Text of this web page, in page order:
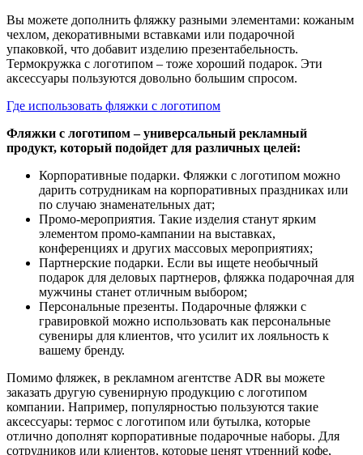
Вы можете дополнить фляжку разными элементами: кожаным
чехлом, декоративными вставками или подарочной
упаковкой, что добавит изделию презентабельность.
Термокружка с логотипом – тоже хороший подарок. Эти
аксессуары пользуются довольно большим спросом.
Где использовать фляжки с логотипом
Фляжки с логотипом – универсальный рекламный
продукт, который подойдет для различных целей:
Корпоративные подарки. Фляжки с логотипом можно
дарить сотрудникам на корпоративных праздниках или
по случаю знаменательных дат;
Промо-мероприятия. Такие изделия станут ярким
элементом промо-кампании на выставках,
конференциях и других массовых мероприятиях;
Партнерские подарки. Если вы ищете необычный
подарок для деловых партнеров, фляжка подарочная для
мужчины станет отличным выбором;
Персональные презенты. Подарочные фляжки с
гравировкой можно использовать как персональные
сувениры для клиентов, что усилит их лояльность к
вашему бренду.
Помимо фляжек, в рекламном агентстве ADR вы можете
заказать другую сувенирную продукцию с логотипом
компании. Например, популярностью пользуются такие
аксессуары: термос с логотипом или бутылка, которые
отлично дополнят корпоративные подарочные наборы. Для
сотрудников или клиентов, которые ценят утренний кофе,